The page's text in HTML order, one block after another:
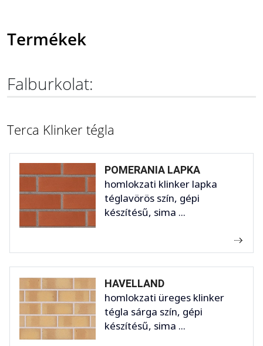
Termékek
Falburkolat:
Terca Klinker tégla
POMERANIA LAPKA
homlokzati klinker lapka
téglavörös szín, gépi
készítésű, sima ...
HAVELLAND
homlokzati üreges klinker
tégla sárga szín, gépi
készítésű, sima ...